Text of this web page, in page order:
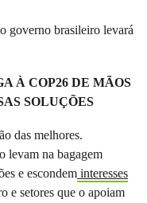
governo brasileiro levará
À COP26 DE MÃOS
SOLUÇÕES
das melhores.
levam na bagagem
e escondem interesses
e setores que o apoiam